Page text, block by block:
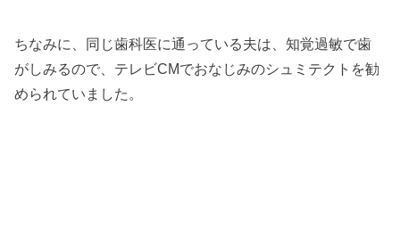
ちなみに、同じ歯科医に通っている夫は、知覚過敏で歯
がしみるので、テレビCMでおなじみのシュミテクトを勧
められていました。